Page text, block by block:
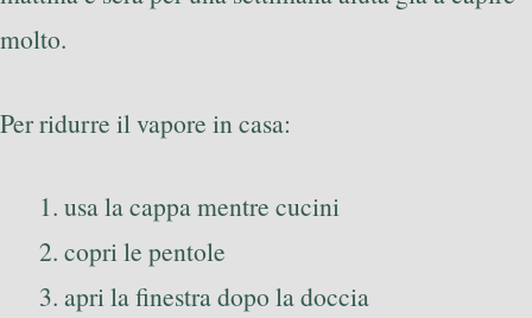
molto.
Per ridurre il vapore in casa:
usa la cappa mentre cucini
copri le pentole
apri la finestra dopo la doccia